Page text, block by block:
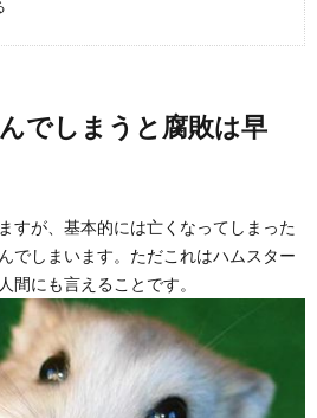
でしまうと腐敗は早
すが、基本的には亡くなってしまった
でしまいます。ただこれはハムスター
間にも言えることです。